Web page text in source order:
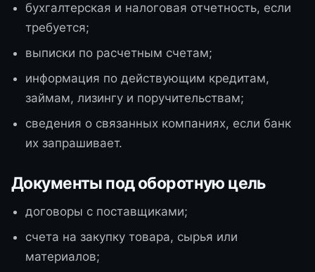
бухгалтерская и налоговая отчетность, если
требуется;
выписки по расчетным счетам;
информация по действующим кредитам,
займам, лизингу и поручительствам;
сведения о связанных компаниях, если банк
их запрашивает.
Документы под оборотную цель
договоры с поставщиками;
счета на закупку товара, сырья или
материалов;